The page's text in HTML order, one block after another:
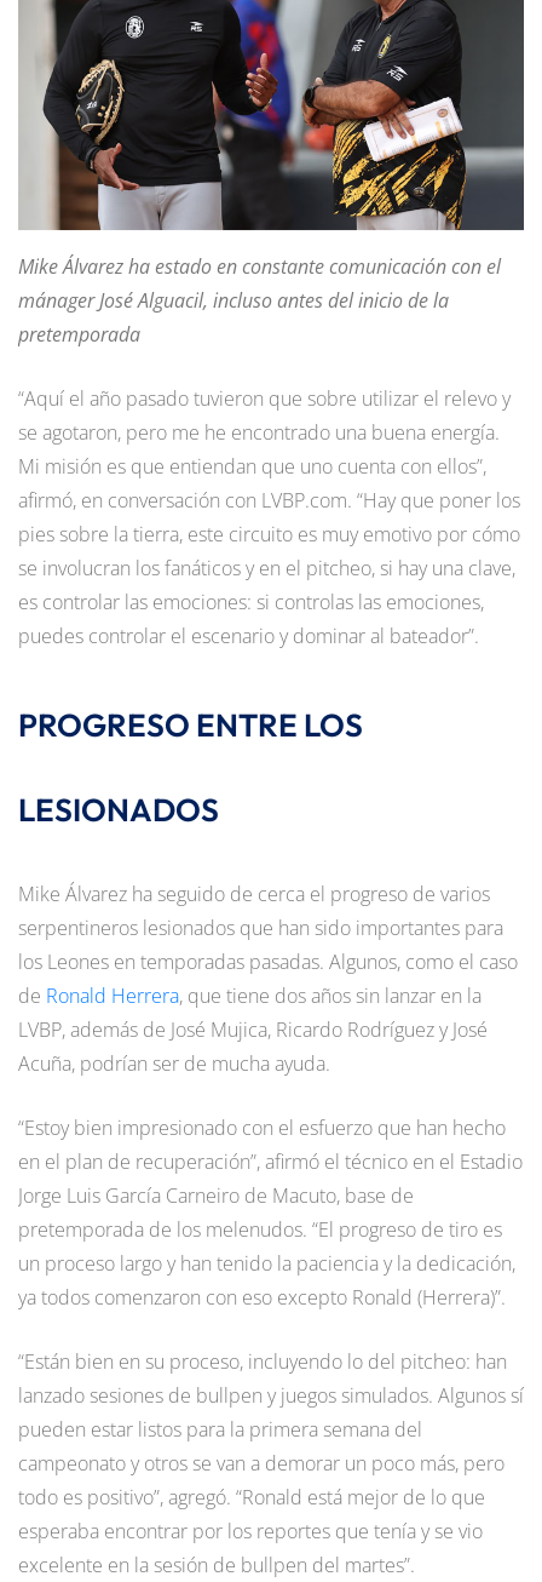
Mike Álvarez ha estado en constante comunicación con el
mánager José Alguacil, incluso antes del inicio de la
pretemporada
“Aquí el año pasado tuvieron que sobre utilizar el relevo y
se agotaron, pero me he encontrado una buena energía.
Mi misión es que entiendan que uno cuenta con ellos”,
afirmó, en conversación con LVBP.com. “Hay que poner los
pies sobre la tierra, este circuito es muy emotivo por cómo
se involucran los fanáticos y en el pitcheo, si hay una clave,
es controlar las emociones: si controlas las emociones,
puedes controlar el escenario y dominar al bateador”.
PROGRESO ENTRE LOS
LESIONADOS
Mike Álvarez ha seguido de cerca el progreso de varios
serpentineros lesionados que han sido importantes para
los Leones en temporadas pasadas. Algunos, como el caso
de Ronald Herrera, que tiene dos años sin lanzar en la
LVBP, además de José Mujica, Ricardo Rodríguez y José
Acuña, podrían ser de mucha ayuda.
“Estoy bien impresionado con el esfuerzo que han hecho
en el plan de recuperación”, afirmó el técnico en el Estadio
Jorge Luis García Carneiro de Macuto, base de
pretemporada de los melenudos. “El progreso de tiro es
un proceso largo y han tenido la paciencia y la dedicación,
ya todos comenzaron con eso excepto Ronald (Herrera)”.
“Están bien en su proceso, incluyendo lo del pitcheo: han
lanzado sesiones de bullpen y juegos simulados. Algunos sí
pueden estar listos para la primera semana del
campeonato y otros se van a demorar un poco más, pero
todo es positivo”, agregó. “Ronald está mejor de lo que
esperaba encontrar por los reportes que tenía y se vio
excelente en la sesión de bullpen del martes”.